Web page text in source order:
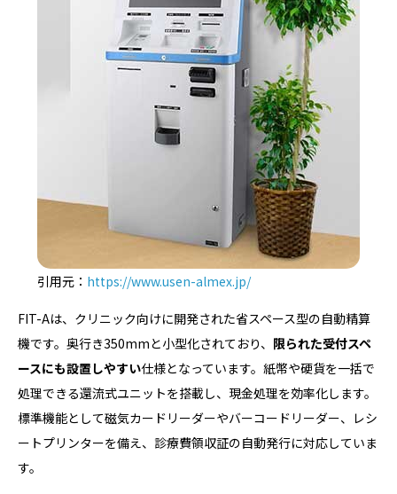
引用元： https://www.usen-almex.jp/
FIT-Aは、クリニック向けに開発された省スペース型の自動精算
機です。奥行き350mmと小型化されており、 限られた受付スペ
ースにも設置しやすい仕様となっています。紙幣や硬貨を一括で
処理できる還流式ユニットを搭載し、現金処理を効率化します。
標準機能として磁気カードリーダーやバーコードリーダー、レシ
ートプリンターを備え、診療費領収証の自動発行に対応していま
す。